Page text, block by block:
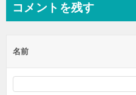
ビ
ー
シ
コメントを残す
名前